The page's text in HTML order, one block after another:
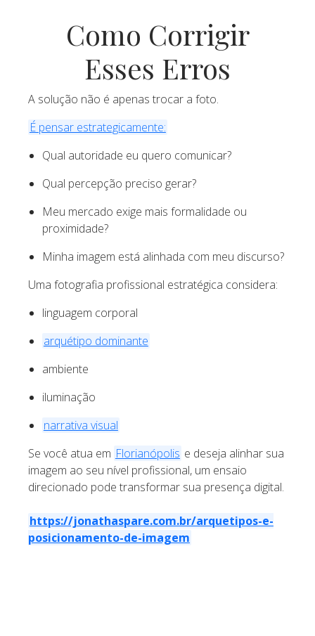
Como Corrigir
Esses Erros
A solução não é apenas trocar a foto.
É pensar estrategicamente:
Qual autoridade eu quero comunicar?
Qual percepção preciso gerar?
Meu mercado exige mais formalidade ou
proximidade?
Minha imagem está alinhada com meu discurso?
Uma fotografia profissional estratégica considera:
linguagem corporal
arquétipo dominante
ambiente
iluminação
narrativa visual
Se você atua em Florianópolis e deseja alinhar sua
imagem ao seu nível profissional, um ensaio
direcionado pode transformar sua presença digital.
https://jonathaspare.com.br/arquetipos-e-
posicionamento-de-imagem